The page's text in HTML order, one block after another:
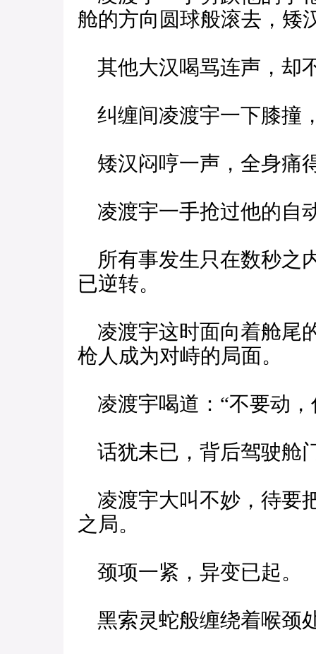
舱的方向圆球般滚去，矮
其他大汉喝骂连声，却
纠缠间凌渡宇一下膝撞
矮汉闷哼一声，全身痛
凌渡宇一手抢过他的自
所有事发生只在数秒之
已逆转。
凌渡宇这时面向着舱尾
枪人成为对峙的局面。
凌渡宇喝道：“不要动
话犹未已，背后驾驶舱
凌渡宇大叫不妙，待要
之局。
颈项一紧，异变已起。
黑索灵蛇般缠绕着喉颈